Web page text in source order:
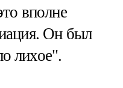
вполне
Он был
лихое".